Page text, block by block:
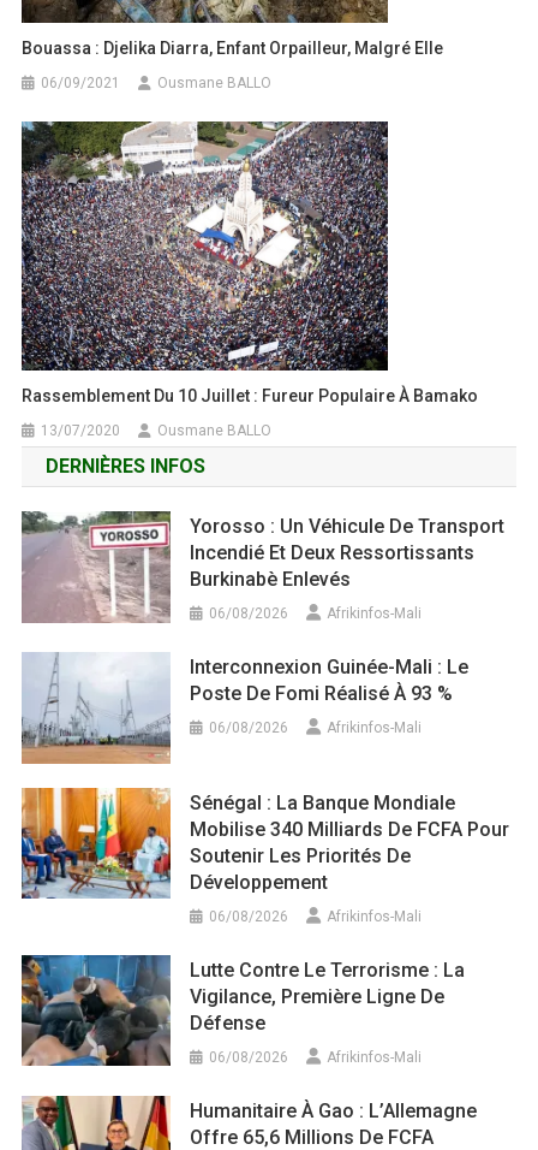
Bouassa : Djelika Diarra, Enfant Orpailleur, Malgré Elle
06/09/2021 Ousmane BALLO
Rassemblement Du 10 Juillet : Fureur Populaire À Bamako
13/07/2020 Ousmane BALLO
DERNIÈRES INFOS
Yorosso : Un Véhicule De Transport
Incendié Et Deux Ressortissants
Burkinabè Enlevés
06/08/2026 Afrikinfos-Mali
Interconnexion Guinée-Mali : Le
Poste De Fomi Réalisé À 93 %
06/08/2026 Afrikinfos-Mali
Sénégal : La Banque Mondiale
Mobilise 340 Milliards De FCFA Pour
Soutenir Les Priorités De
Développement
06/08/2026 Afrikinfos-Mali
Lutte Contre Le Terrorisme : La
Vigilance, Première Ligne De
Défense
06/08/2026 Afrikinfos-Mali
Humanitaire À Gao : L’Allemagne
Offre 65,6 Millions De FCFA